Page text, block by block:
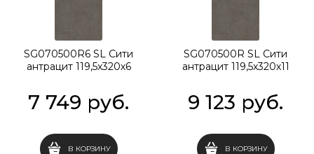
SG070500R6 SL Сити
антрацит 119,5x320х6
7 749 руб.
В КОРЗИНУ
SG070500R SL Сити
антрацит 119,5x320х11
9 123 руб.
В КОРЗИНУ